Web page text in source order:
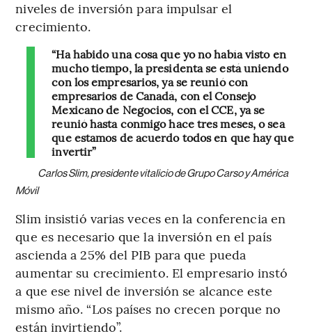
niveles de inversión para impulsar el
crecimiento.
“Ha habido una cosa que yo no había visto en
mucho tiempo, la presidenta se está uniendo
con los empresarios, ya se reunió con
empresarios de Canadá, con el Consejo
Mexicano de Negocios, con el CCE, ya se
reunió hasta conmigo hace tres meses, o sea
que estamos de acuerdo todos en que hay que
invertir”
Carlos Slim, presidente vitalicio de Grupo Carso y América
Móvil
Slim insistió varias veces en la conferencia en
que es necesario que la inversión en el país
ascienda a 25% del PIB para que pueda
aumentar su crecimiento. El empresario instó
a que ese nivel de inversión se alcance este
mismo año. “Los países no crecen porque no
están invirtiendo”.